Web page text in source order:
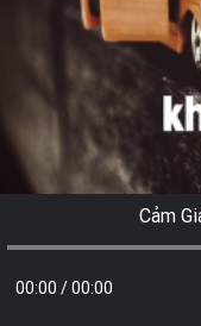
Cảm
00:00 /00:00